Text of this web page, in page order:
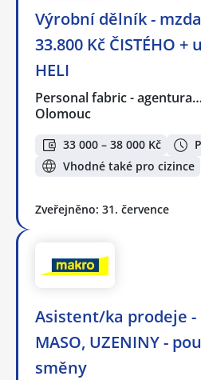
Výrobní dělník -
33.800 Kč ČISTÉHO
HELI
Personal fabric - agentura…
Olomouc
33 000 – 38 000 Kč
Vhodné také pro cizince
Zveřejněno: 31. července
Asistent/ka prodeje
MASO, UZENINY -
směny